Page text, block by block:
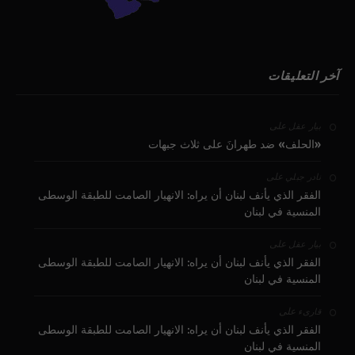
آخر التعليقات
بيار عقل على
«الحلف» ضد طهرانَ على ثلاث جبهات
نادر جبلي على
الفقر الذي يأنف لبنان أن يراه: الانهيار الصامت للطبقة الوسطى
المنسية في لبنان
بيار عقل على
الفقر الذي يأنف لبنان أن يراه: الانهيار الصامت للطبقة الوسطى
المنسية في لبنان
قارىء على
الفقر الذي يأنف لبنان أن يراه: الانهيار الصامت للطبقة الوسطى
المنسية في لبنان